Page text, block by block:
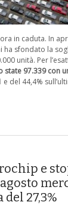
in caduta. In
sfondato la
unità. Per
state 97.339 con
e del 44,4%
e
del 27,3%